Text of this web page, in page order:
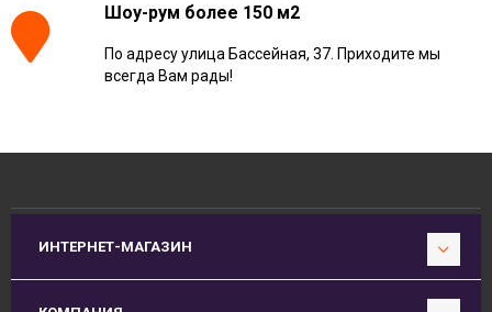
Шоу-рум более 150 м2
По адресу улица Бассейная, 37. Приходите мы
всегда Вам рады!
ИНТЕРНЕТ-МАГАЗИН